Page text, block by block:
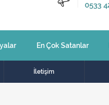
2.500
0533
En Çok Satanlar
İletişim